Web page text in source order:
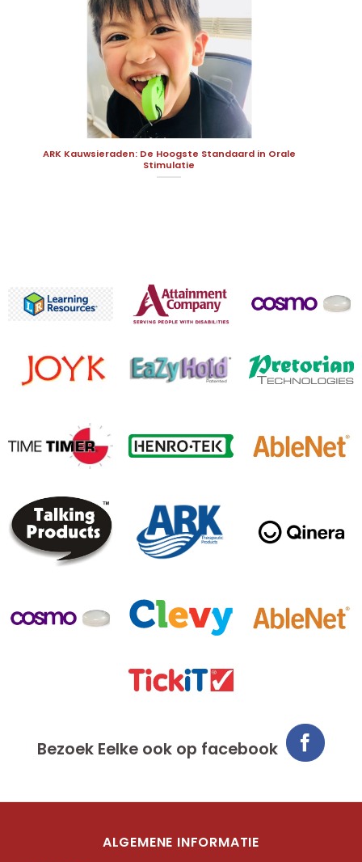
ARK Kauwsieraden: De Hoogste Standaard in Orale
Stimulatie
Bezoek Eelke ook op facebook
ALGEMENE INFORMATIE